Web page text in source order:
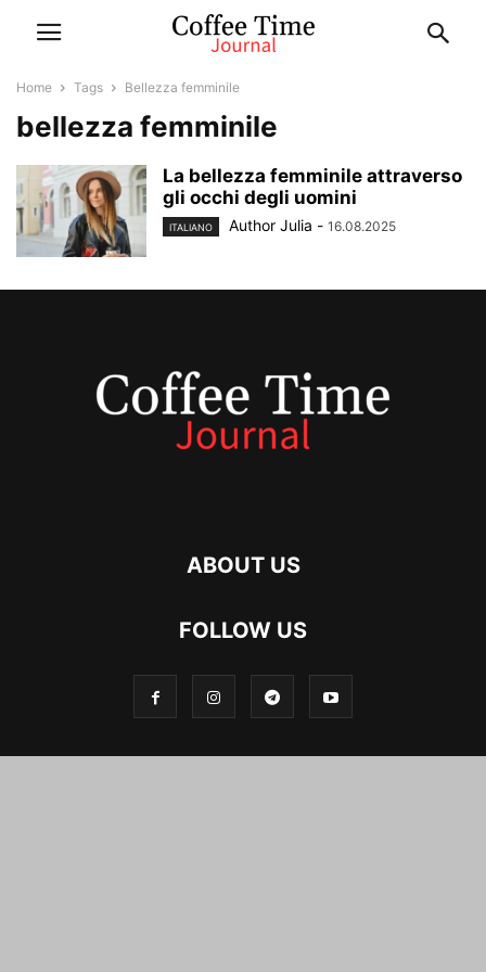
Home Tags Bellezza femminile
bellezza femminile
La bellezza femminile attraverso
gli occhi degli uomini
ITALIANO Author Julia - 16.08.2025
ABOUT US
FOLLOW US